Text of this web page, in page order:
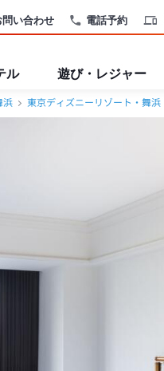
電話予約
い合わせ
ル 遊び・レジャー
浜 東京ディズニーリゾート・舞浜